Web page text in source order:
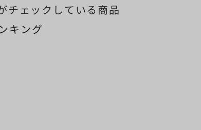
チェックしている商品
キング